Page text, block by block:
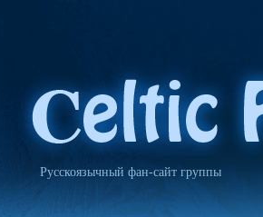
Русскоязычный фан-сайт группы